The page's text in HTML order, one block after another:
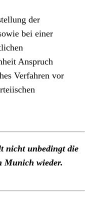
der
bei einer
Anspruch
Verfahren vor
nicht unbedingt die
Munich wieder.